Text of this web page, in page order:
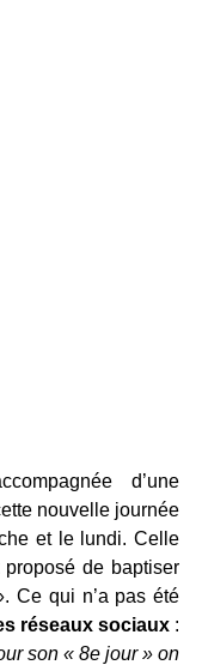
d’une
nouvelle journée
et le lundi. Celle
de baptiser
Ce qui n’a pas été
réseaux sociaux :
son « 8e jour » on